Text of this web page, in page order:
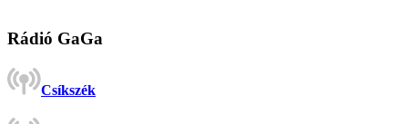
Rádió GaGa
Csíkszék